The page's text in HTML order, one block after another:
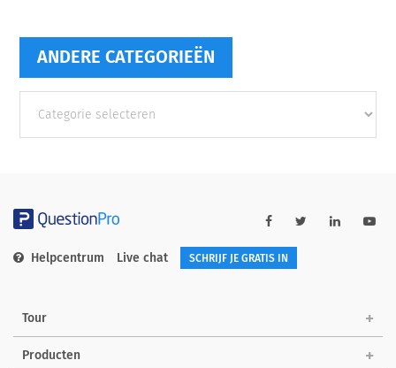
ANDERE CATEGORIEËN
categorieën
Helpcentrum Live chat SCHRIJF JE GRATIS IN
Tour
Producten